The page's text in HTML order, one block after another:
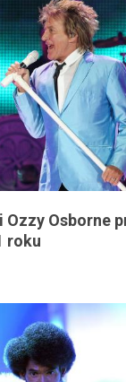
Ozzy Osborne
roku